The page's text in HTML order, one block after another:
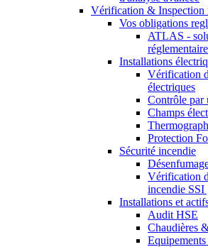
Vérification & Inspection
Vos obligations
ATLAS -
réglementaire
Installations
Vérification
électriques
Contrôle par
Champs
Protection
Sécurité incendie
Vérification
incendie SSI
Installations et
Audit HSE
Chaudières